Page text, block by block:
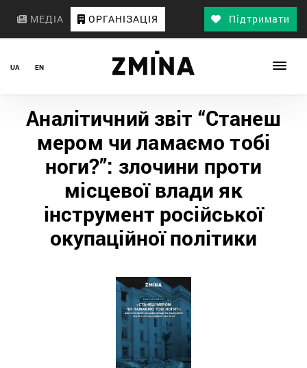
МЕДІА ОРГАНІЗАЦІЯ Підтримати
UA EN
Аналітичний звіт “Станеш
мером чи ламаємо тобі
ноги?”: злочини проти
місцевої влади як
інструмент російської
окупаційної політики